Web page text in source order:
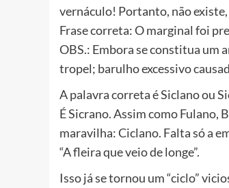
vernáculo! Portanto, não existe,
Frase correta: O marginal foi
OBS.: Embora se constitua um
tropel; barulho excessivo
A palavra correta é Siclano ou
É Sicrano. Assim como Fulano,
maravilha: Ciclano. Falta só a
“A fleira que veio de longe”.
Isso já se tornou um “ciclo”